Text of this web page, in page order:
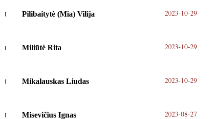
Pilibaitytė (Mia) Vilija 2023-10-29
Miliūtė Rita 2023-10-29
Mikalauskas Liudas 2023-10-29
Misevičius Ignas 2023-08-27